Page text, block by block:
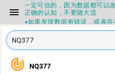
menu
一定可信的，因为数据都可以
正确的认知，不要随大流
▪如果发现数据有错误，或者存
▪Flashinfo APP更新技术规格和
签啦，使用更加丝滑，快点击
▪兄弟们没事不要乱下载量产工
下载服务会暂停一段时间才能恢
track_changes NQ377